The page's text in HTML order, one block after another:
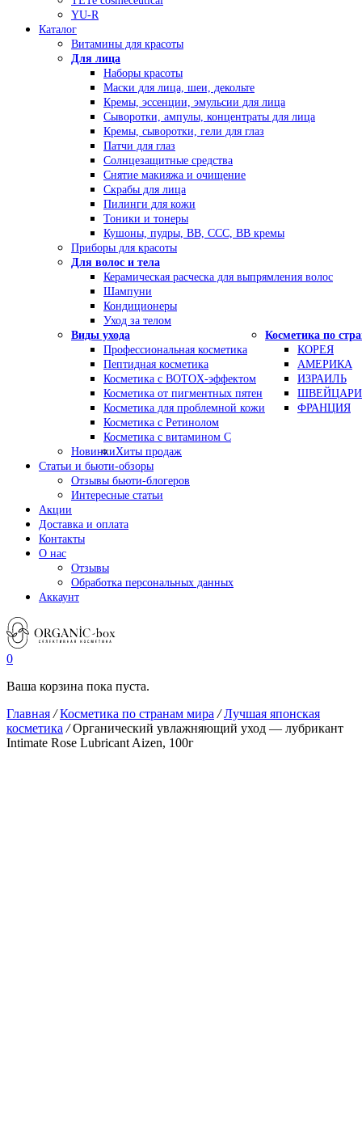
YU-R
Каталог
Витамины для красоты
Для лица
Наборы красоты
Маски для лица, шеи, декольте
Кремы, эссенции, эмульсии для лица
Сыворотки, ампулы, концентраты для лица
Кремы, сыворотки, гели для глаз
Патчи для глаз
Солнцезащитные средства
Снятие макияжа и очищение
Скрабы для лица
Пилинги для кожи
Тоники и тонеры
Кушоны, пудры, ВВ, ССС, ВВ кремы
Приборы для красоты
Для волос и тела
Керамическая расческа для выпрямления волос
Шампуни
Кондиционеры
Уход за телом
Виды ухода
Профессиональная косметика
Пептидная косметика
Косметика с BOTOX-эффектом
Косметика от пигментных пятен
Косметика для проблемной кожи
Косметика с Ретинолом
Косметика с витамином С
Косметика по
КОРЕЯ
АМЕРИКА
ИЗРАИЛЬ
ФРАНЦИЯ
НовинкиХиты продаж
Статьи и бьюти-обзоры
Отзывы бьюти-блогеров
Интересные статьи
Акции
Доставка и оплата
Контакты
О нас
Отзывы
Обработка персональных данных
Аккаунт
0
Ваша корзина пока пуста.
Главная /Косметика по странам мира /Лучшая японская
косметика /Органический увлажняющий уход — лубрикант
Intimate Rose Lubricant Aizen, 100г